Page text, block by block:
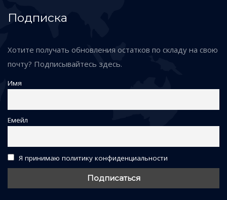
Подписка
Хотите получать обновления остатков по складу на свою
почту? Подписывайтесь здесь.
Имя
Емейл
Я принимаю политику конфиденциальности